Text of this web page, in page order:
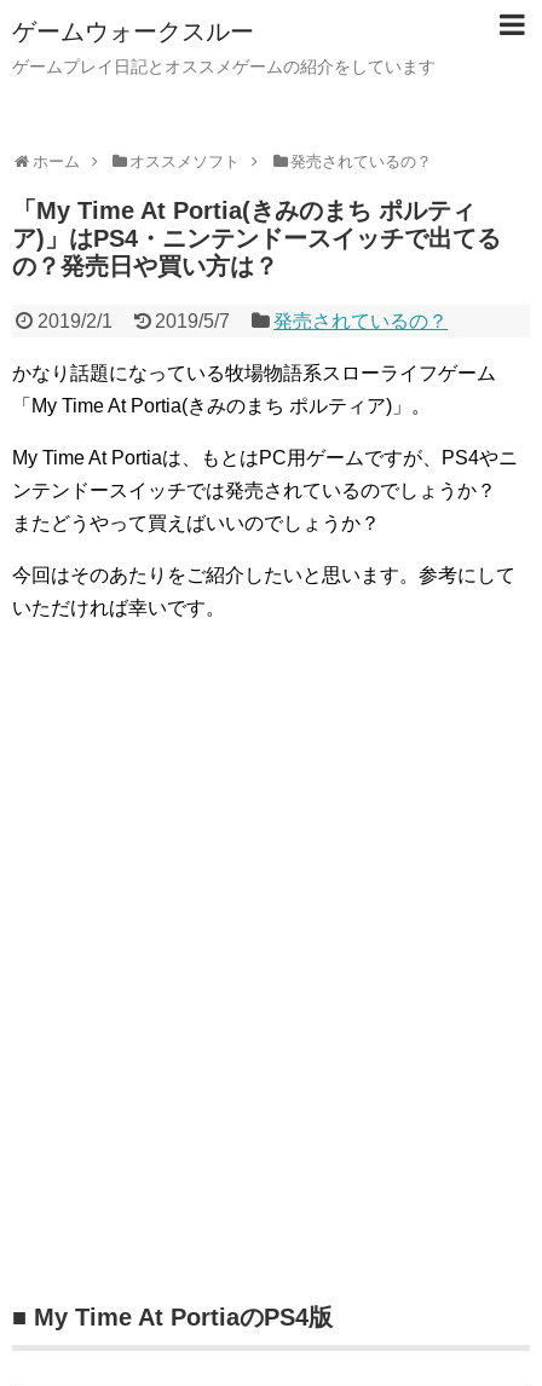
ゲームウォークスルー
ゲームプレイ日記とオススメゲームの紹介をしています
ホーム オススメソフト 発売されているの？
「My Time At Portia(きみのまち ポルティ
ア)」はPS4・ニンテンドースイッチで出てる
の？発売日や買い方は？
2019/2/1 2019/5/7 発売されているの？
かなり話題になっている牧場物語系スローライフゲーム
「My Time At Portia(きみのまち ポルティア)」。
My Time At Portiaは、もとはPC用ゲームですが、PS4やニ
ンテンドースイッチでは発売されているのでしょうか？
またどうやって買えばいいのでしょうか？
今回はそのあたりをご紹介したいと思います。参考にして
いただければ幸いです。
■ My Time At PortiaのPS4版